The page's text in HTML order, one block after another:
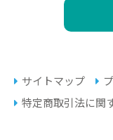
サイトマップ
特定商取引法に関